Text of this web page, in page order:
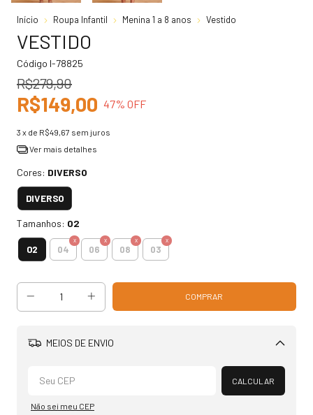
Início Roupa Infantil Menina 1 a 8 anos Vestido
VESTIDO
Código I-78825
R$279,90
R$149,00 47% OFF
3 x de R$49,67 sem juros
Ver mais detalhes
Cores: DIVERSO
DIVERSO
Tamanhos: 02
02 04 06 08 03
MEIOS DE ENVIO
Alterar CEP
CALCULAR
Não sei meu CEP